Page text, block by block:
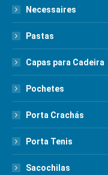
Necessaires
Pastas
Capas para Cadeira
Pochetes
Porta Crachás
Porta Tenis
Sacochilas